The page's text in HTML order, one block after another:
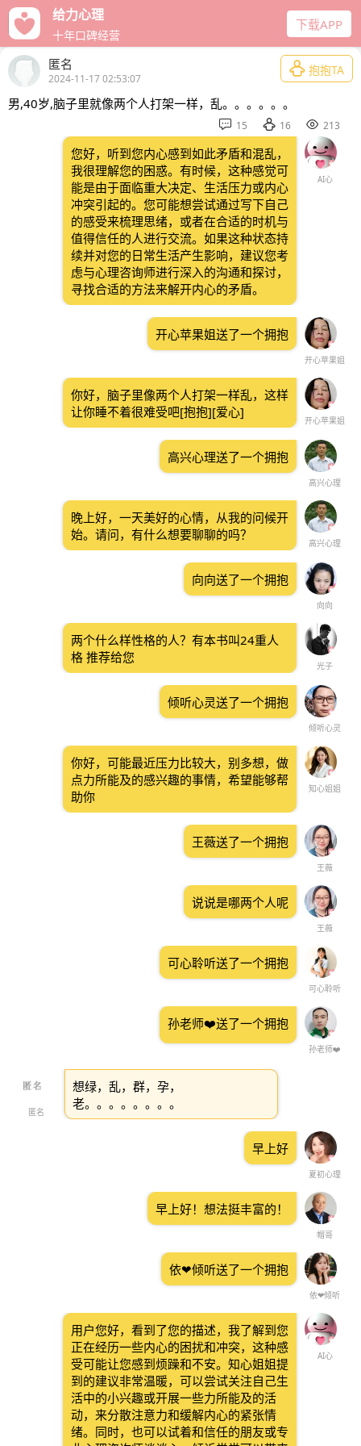
给力心理
十年口碑经营
下载APP
匿名
2024-11-17 02:53:07
 抱抱TA
男,40岁,脑子里就像两个人打架一样，乱。。。。。。
 15  16  213
AI心
您好，听到您内心感到如此矛盾和混乱，
我很理解您的困惑。有时候，这种感觉可
能是由于面临重大决定、生活压力或内心
冲突引起的。您可能想尝试通过写下自己
的感受来梳理思绪，或者在合适的时机与
值得信任的人进行交流。如果这种状态持
续并对您的日常生活产生影响，建议您考
虑与心理咨询师进行深入的沟通和探讨，
寻找合适的方法来解开内心的矛盾。
开心苹果姐
开心苹果姐送了一个拥抱
开心苹果姐
你好，脑子里像两个人打架一样乱，这样
让你睡不着很难受吧[抱抱][爱心]
高兴心理
高兴心理送了一个拥抱
高兴心理
晚上好，一天美好的心情，从我的问候开
始。请问，有什么想要聊聊的吗？
向向
向向送了一个拥抱
光子
两个什么样性格的人？有本书叫24重人
格 推荐给您
倾听心灵
倾听心灵送了一个拥抱
知心姐姐
你好，可能最近压力比较大，别多想，做
点力所能及的感兴趣的事情，希望能够帮
助你
王薇
王薇送了一个拥抱
王薇
说说是哪两个人呢
可心聆听
可心聆听送了一个拥抱
孙老师❤️
孙老师❤️送了一个拥抱
匿名
想绿，乱，群，孕，
老。。。。。。。。
夏初心理
早上好
帽哥
早上好！想法挺丰富的！
依❤倾听
依❤倾听送了一个拥抱
AI心
用户您好，看到了您的描述，我了解到您
正在经历一些内心的困扰和冲突，这种感
受可能让您感到烦躁和不安。知心姐姐提
到的建议非常温暖，可以尝试关注自己生
活中的小兴趣或开展一些力所能及的活
动，来分散注意力和缓解内心的紧张情
绪。同时，也可以试着和信任的朋友或专